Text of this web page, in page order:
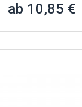
ab 10,85 €